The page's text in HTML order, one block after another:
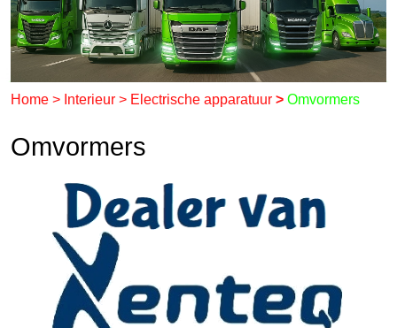
Home > Interieur > Electrische apparatuur > Omvormers
Omvormers